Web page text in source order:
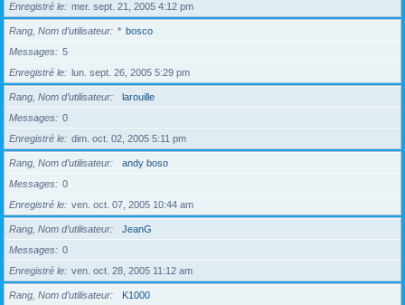
Enregistré le
mer. sept. 21, 2005 4:12 pm
Rang, Nom d’utilisateur * bosco
Messages
5
Enregistré le
lun. sept. 26, 2005 5:29 pm
Rang, Nom d’utilisateur
larouille
Messages
0
Enregistré le
dim. oct. 02, 2005 5:11 pm
Rang, Nom d’utilisateur
andy boso
Messages
0
Enregistré le
ven. oct. 07, 2005 10:44 am
Rang, Nom d’utilisateur
JeanG
Messages
0
Enregistré le
ven. oct. 28, 2005 11:12 am
Rang, Nom d’utilisateur
K1000